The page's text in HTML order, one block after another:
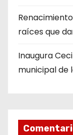
raíces que
Inaugura
municipal de